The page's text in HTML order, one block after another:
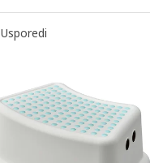
Usporedi